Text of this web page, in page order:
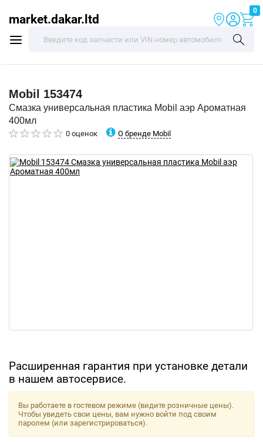
market.dakar.ltd
0
Mobil 153474
Смазка универсальная пластика Mobil аэр Ароматная
400мл
0 оценок О бренде Mobil
Расширенная гарантия при установке детали
в нашем автосервисе.
Вы работаете в гостевом режиме (видите розничные цены).
Чтобы увидеть свои цены, вам нужно войти под своим
паролем (или зарегистрироваться).